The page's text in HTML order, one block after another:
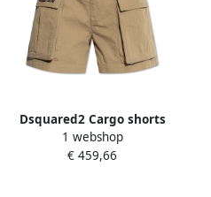
Dsquared2 Cargo shorts
Beige Dames
1 webshop
€ 459,66